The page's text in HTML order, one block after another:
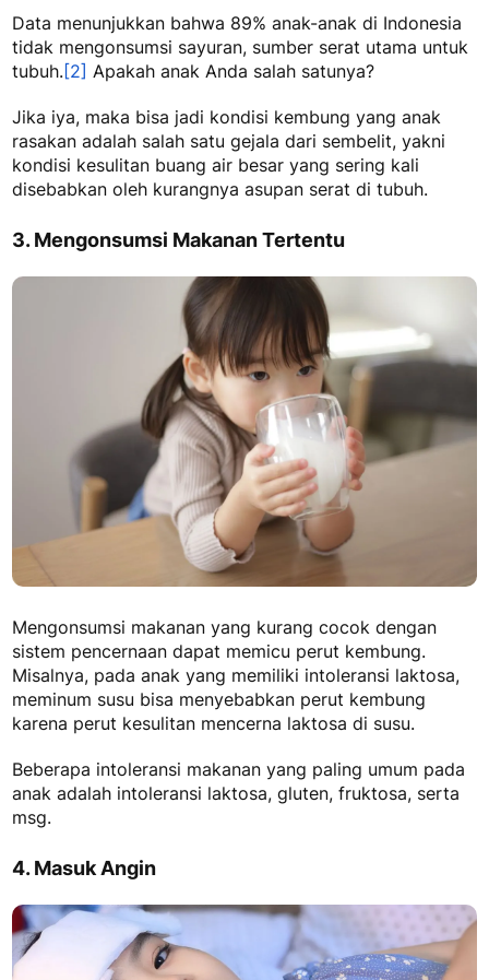
Data menunjukkan bahwa 89% anak-anak di Indonesia
tidak mengonsumsi sayuran, sumber serat utama untuk
tubuh.[2] Apakah anak Anda salah satunya?
Jika iya, maka bisa jadi kondisi kembung yang anak
rasakan adalah salah satu gejala dari sembelit, yakni
kondisi kesulitan buang air besar yang sering kali
disebabkan oleh kurangnya asupan serat di tubuh.
3. Mengonsumsi Makanan Tertentu
Mengonsumsi makanan yang kurang cocok dengan
sistem pencernaan dapat memicu perut kembung.
Misalnya, pada anak yang memiliki intoleransi laktosa,
meminum susu bisa menyebabkan perut kembung
karena perut kesulitan mencerna laktosa di susu.
Beberapa intoleransi makanan yang paling umum pada
anak adalah intoleransi laktosa, gluten, fruktosa, serta
msg.
4. Masuk Angin